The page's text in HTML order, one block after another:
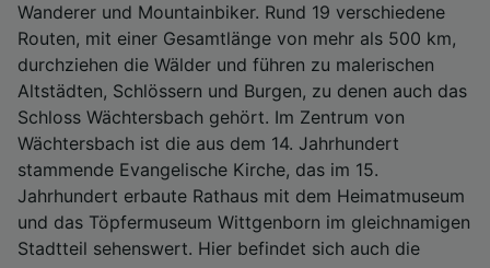
Wanderer und Mountainbiker. Rund 19 verschiedene
Routen, mit einer Gesamtlänge von mehr als 500 km,
durchziehen die Wälder und führen zu malerischen
Altstädten, Schlössern und Burgen, zu denen auch das
Schloss Wächtersbach gehört. Im Zentrum von
Wächtersbach ist die aus dem 14. Jahrhundert
stammende Evangelische Kirche, das im 15.
Jahrhundert erbaute Rathaus mit dem Heimatmuseum
und das Töpfermuseum Wittgenborn im gleichnamigen
Stadtteil sehenswert. Hier befindet sich auch die